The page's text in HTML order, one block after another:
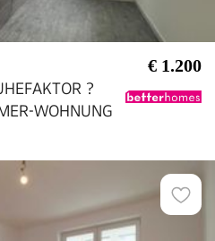
€ 1.200
?
WOHNUNG